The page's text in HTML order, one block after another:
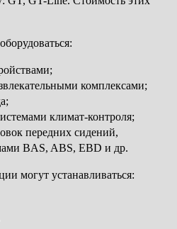
комплексами;
климат-контроля;
передних сидений,
BAS, ABS, EBD и др.
могут устанавливаться: